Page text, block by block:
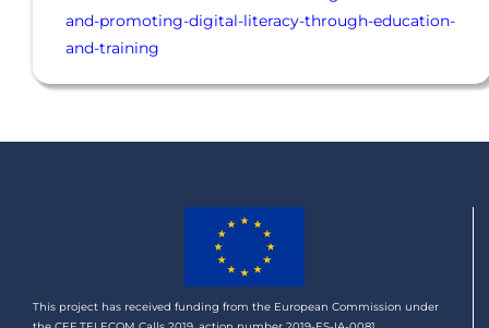
and-promoting-digital-literacy-through-education-
and-training
This project has received funding from the European Commission under